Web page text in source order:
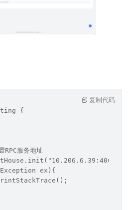
{
RPC服务地址
ex){
复制代码